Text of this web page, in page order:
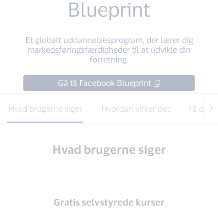
Blueprint
Et globalt uddannelsesprogram, der lærer dig
markedsføringsfærdigheder til at udvikle din
forretning.
Gå til Facebook Blueprint
Hvad brugerne siger Hvordan virker det Få de
Hvad brugerne siger
Gratis selvstyrede kurser